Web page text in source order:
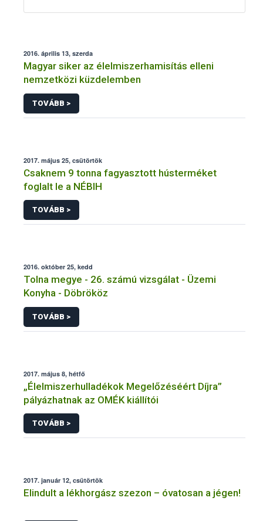
2016. április 13, szerda
Magyar siker az élelmiszerhamisítás elleni
nemzetközi küzdelemben
TOVÁBB >
2017. május 25, csütörtök
Csaknem 9 tonna fagyasztott hústerméket
foglalt le a NÉBIH
TOVÁBB >
2016. október 25, kedd
Tolna megye - 26. számú vizsgálat - Üzemi
Konyha - Döbrököz
TOVÁBB >
2017. május 8, hétfő
„Élelmiszerhulladékok Megelőzéséért Díjra”
pályázhatnak az OMÉK kiállítói
TOVÁBB >
2017. január 12, csütörtök
Elindult a lékhorgász szezon – óvatosan a jégen!